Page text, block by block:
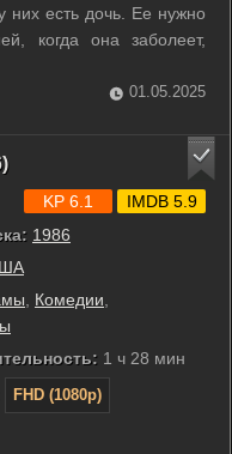
них есть дочь. Ее нужно
когда она заболеет,
до нее. И на кого же
на бывшую няню -
01.05.2025
1986
, Комедии,
1 ч 28 мин
FHD (1080p)
KP 6.1 IMDB 5.9